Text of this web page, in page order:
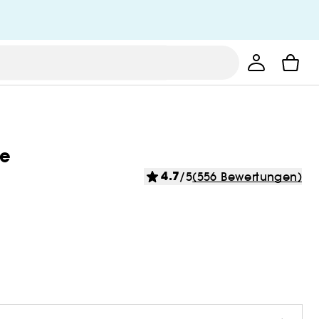
4.7/5(556 Bewertungen)